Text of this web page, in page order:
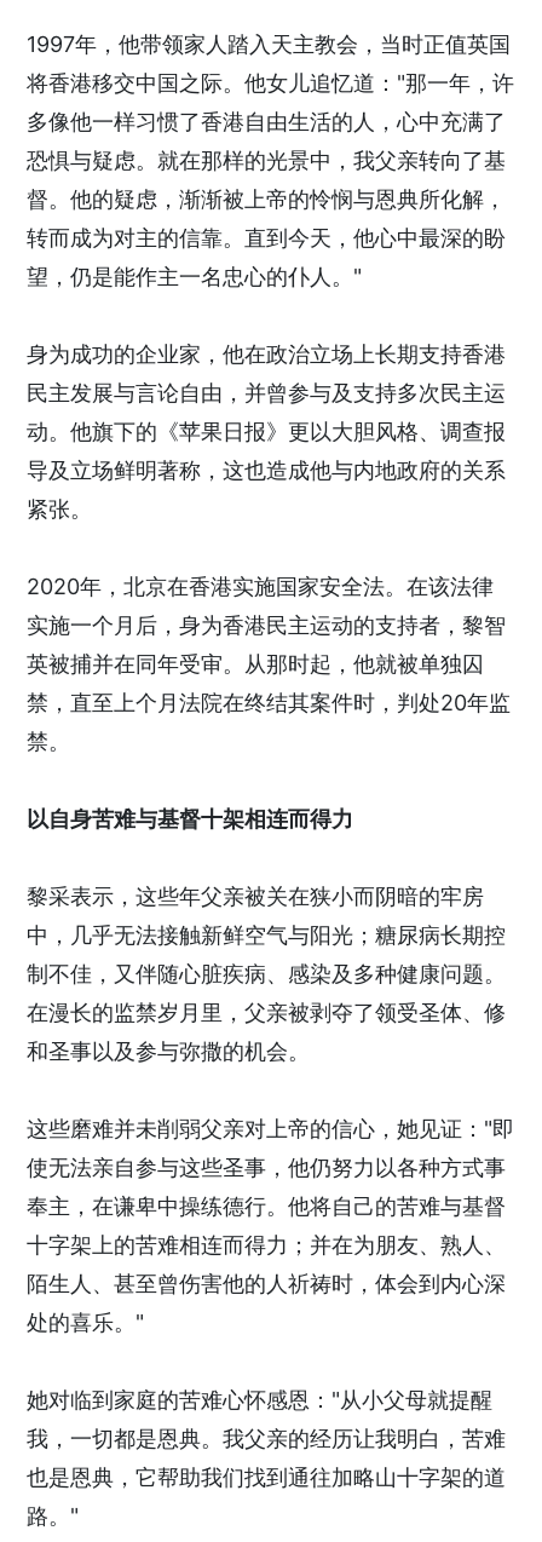
1997年，他带领家人踏入天主教会，当时正值英国
将香港移交中国之际。他女儿追忆道："那一年，许
多像他一样习惯了香港自由生活的人，心中充满了
恐惧与疑虑。就在那样的光景中，我父亲转向了基
督。他的疑虑，渐渐被上帝的怜悯与恩典所化解，
转而成为对主的信靠。直到今天，他心中最深的盼
望，仍是能作主一名忠心的仆人。"
身为成功的企业家，他在政治立场上长期支持香港
民主发展与言论自由，并曾参与及支持多次民主运
动。他旗下的《苹果日报》更以大胆风格、调查报
导及立场鲜明著称，这也造成他与内地政府的关系
紧张。
2020年，北京在香港实施国家安全法。在该法律
实施一个月后，身为香港民主运动的支持者，黎智
英被捕并在同年受审。从那时起，他就被单独囚
禁，直至上个月法院在终结其案件时，判处20年监
禁。
以自身苦难与基督十架相连而得力
黎采表示，这些年父亲被关在狭小而阴暗的牢房
中，几乎无法接触新鲜空气与阳光；糖尿病长期控
制不佳，又伴随心脏疾病、感染及多种健康问题。
在漫长的监禁岁月里，父亲被剥夺了领受圣体、修
和圣事以及参与弥撒的机会。
这些磨难并未削弱父亲对上帝的信心，她见证："即
使无法亲自参与这些圣事，他仍努力以各种方式事
奉主，在谦卑中操练德行。他将自己的苦难与基督
十字架上的苦难相连而得力；并在为朋友、熟人、
陌生人、甚至曾伤害他的人祈祷时，体会到内心深
处的喜乐。"
她对临到家庭的苦难心怀感恩："从小父母就提醒
我，一切都是恩典。我父亲的经历让我明白，苦难
也是恩典，它帮助我们找到通往加略山十字架的道
路。"